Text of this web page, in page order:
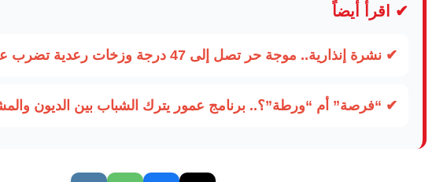
✔ اقرأ أيضاً
✔ نشرة إنذارية.. موجة حر تصل إلى 47 درجة وزخات رعدية تضرب عدة أقاليم بالمغرب
✔ “فرصة” أم “ورطة”؟.. برنامج عمور يترك الشباب بين الديون